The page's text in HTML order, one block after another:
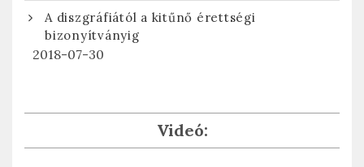
A diszgráfiától a kitűnő érettségi
bizonyítványig
2018-07-30
Videó: